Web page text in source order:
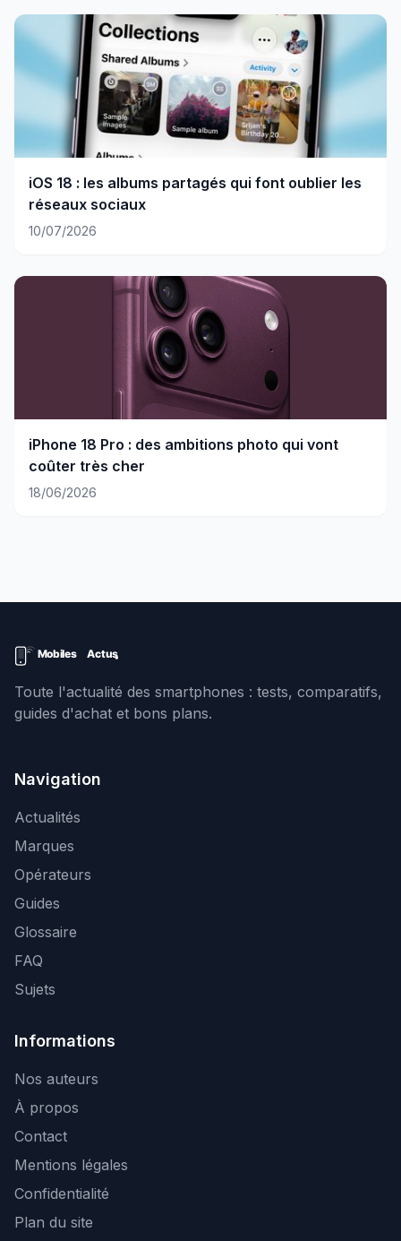
iOS 18 : les albums partagés qui font oublier les
réseaux sociaux
10/07/2026
iPhone 18 Pro : des ambitions photo qui vont
coûter très cher
18/06/2026
Toute l'actualité des smartphones : tests, comparatifs,
guides d'achat et bons plans.
Navigation
Actualités
Marques
Opérateurs
Guides
Glossaire
FAQ
Sujets
Informations
Nos auteurs
À propos
Contact
Mentions légales
Confidentialité
Plan du site